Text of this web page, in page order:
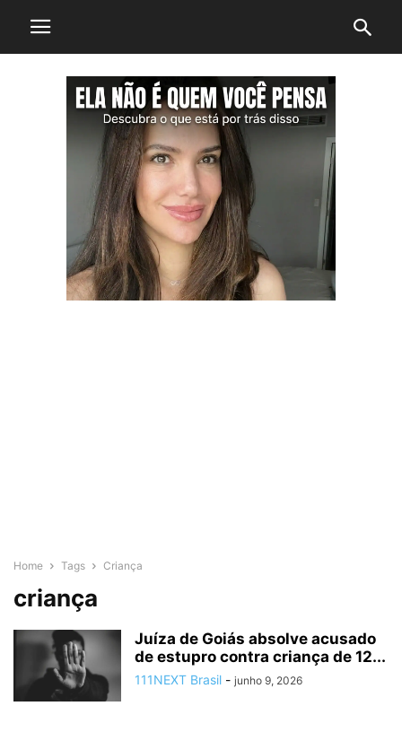
Home Tags Criança
criança
Juíza de Goiás absolve acusado
de estupro contra criança de 12...
111NEXT Brasil - junho 9, 2026